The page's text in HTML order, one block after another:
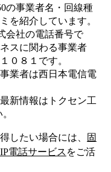
の事業者名・回線種
を紹介しています。
会社の電話番号で
スに関わる事業者
０８１ です。
業者は西日本電信電
新情報は トクセン工
したい場合には、
固
電話サービス をご活